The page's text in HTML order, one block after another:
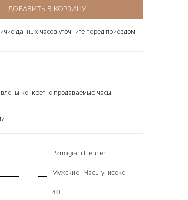
ДОБАВИТЬ В КОРЗИНУ
данных часов уточните перед приездом
конкретно продаваемые часы.
Parmigiani Fleurier
Мужские - Часы унисекс
40